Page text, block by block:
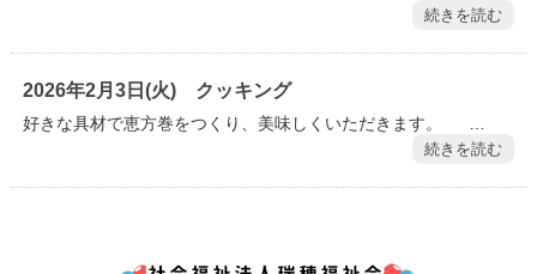
続きを読む
2026年2月3日(火) クッキング
好きな具材で恵方巻をつくり、美味しくいただきます。 …
続きを読む